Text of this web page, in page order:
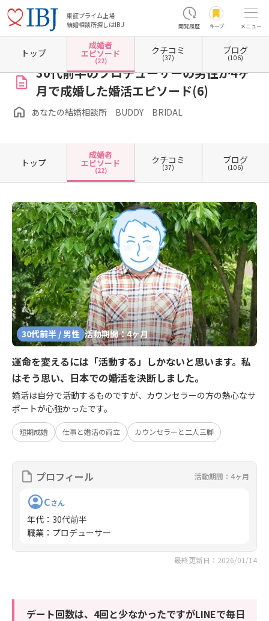
東証プライム上場
結婚相談所探しはIBJ
閲覧履歴 キープ メニュー
ホーム 埼玉県の結婚相談所 埼玉県所沢市 あなたの結婚相談所 BUDDY BRIDAL
30代前半のプロデューサーの男性が4ヶ
月で成婚した婚活エピソード(6)
あなたの結婚相談所 BUDDY BRIDAL
トップ
成婚者
エピソード
(22)
クチコミ
(37)
ブログ
(106)
トップ
成婚者
エピソード
(22)
クチコミ
(37)
ブログ
(106)
30代前半 / 男性 活動期間：4ヶ月
運命を変えるには「活動する」しかないと思います。私
はそう思い、日本での婚活を決断しました。
婚活は自分で活動するものですが、カウンセラーの方の熱心なサ
ポートが心強かったです。
短期成婚 仕事と婚活の両立 カウンセラーと二人三脚
プロフィール 活動期間：4ヶ月
Cさん
年代 ： 30代前半
職業 ： プロデューサー
最終更新日：2026/01/14
デート回数は、4回と少なかったですがLINEで毎日